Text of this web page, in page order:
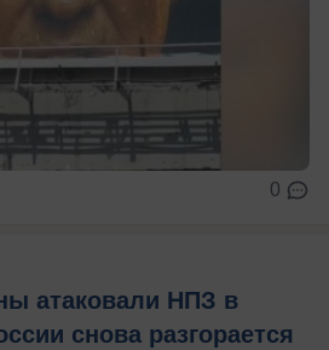
0
атаковали НПЗ в
снова разгорается